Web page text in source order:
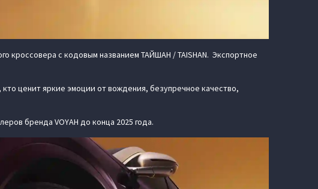
кроссовера с кодовым названием ТАЙШАН / TAISHAN. Экспортное
ценит яркие эмоции от вождения, безупречное качество,
бренда VOYAH до конца 2025 года.